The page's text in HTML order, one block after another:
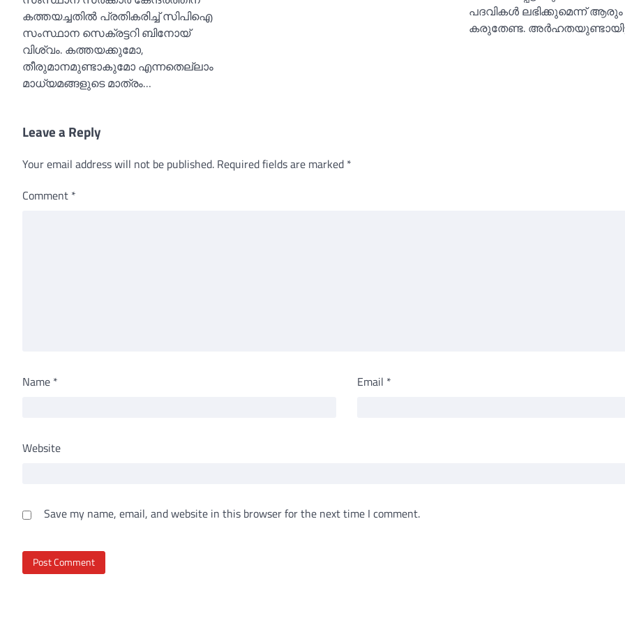
കത്തയച്ചതില്‍ പ്രതികരിച്ച്‌ സിപിഐ
സംസ്ഥാന സെക്രട്ടറി ബിനോയ്
വിശ്വം. കത്തയക്കുമോ,
തീരുമാനമുണ്ടാകുമോ എന്നതെല്ലാം
മാധ്യമങ്ങളുടെ മാത്രം…
പദവികള്‍ ലഭിക്കുമെന്ന് ആരും
കരുതേണ്ട.
Leave a Reply
Your email address will not be published. Required fields are marked *
Comment *
Name * Email *
Website
Save my name, email, and website in this browser for the next time I comment.